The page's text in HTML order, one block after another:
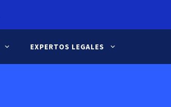
EXPERTOS LEGALES